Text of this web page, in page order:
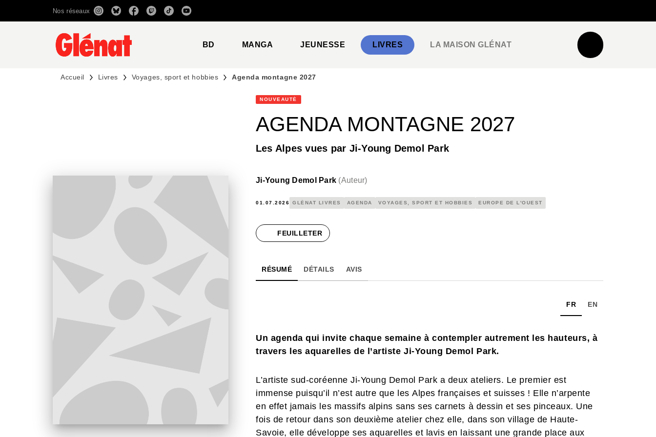
RECHERCHE CONTENU
Nos réseaux
BD MANGA JEUNESSE LIVRES LA MAISON GLÉNAT
Accueil Livres Voyages, sport et hobbies Agenda montagne 2027
NOUVEAUTÉ
AGENDA MONTAGNE 2027
Les Alpes vues par Ji-Young Demol Park
Ji-Young Demol Park (Auteur)
01.07.2026 GLÉNAT LIVRES AGENDA VOYAGES, SPORT ET HOBBIES EUROPE DE L'OUEST
FEUILLETER
RÉSUMÉ DÉTAILS AVIS
FR EN
Un agenda qui invite chaque semaine à contempler autrement les hauteurs, à
travers les aquarelles de l’artiste Ji-Young Demol Park.
L’artiste sud-coréenne Ji-Young Demol Park a deux ateliers. Le premier est
immense puisqu’il n’est autre que les Alpes françaises et suisses ! Elle n’arpente
en effet jamais les massifs alpins sans ses carnets à dessin et ses pinceaux. Une
fois de retour dans son deuxième atelier chez elle, dans son village de Haute-
Savoie, elle développe ses aquarelles et lavis en laissant une grande place aux